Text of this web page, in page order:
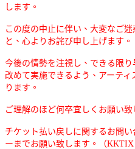
します。
この度の中止に伴い、大変なご
と、心よりお詫び申し上げます。
今後の情勢を注視し、できる限
改めて実施できるよう、アーテ
ります。
ご理解のほど何卒宜しくお願い致
チケット払い戻しに関するお問
ーまでお願い致します。（